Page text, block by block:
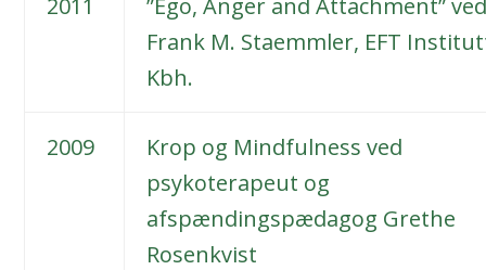
2011
”Ego, Anger and Attachment”
Frank M. Staemmler, EFT
Kbh.
2009
Krop og Mindfulness ved
psykoterapeut og
afspændingspædagog Grethe
Rosenkvist